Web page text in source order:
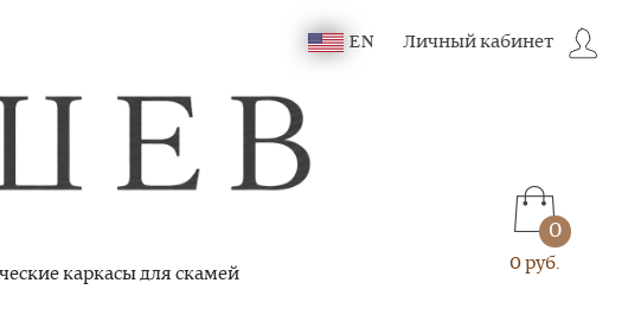
EN Личный кабинет
0
0 руб.
каркасы для скамей